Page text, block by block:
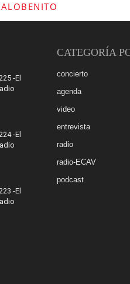
-El
-El
-El
CATEGORÍA
concierto
agenda
video
entrevista
radio
radio-ECAV
podcast